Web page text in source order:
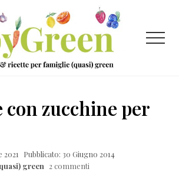
Menu
con zucchine per
Pubblicato: 30 Giugno 2014
green 2 commenti